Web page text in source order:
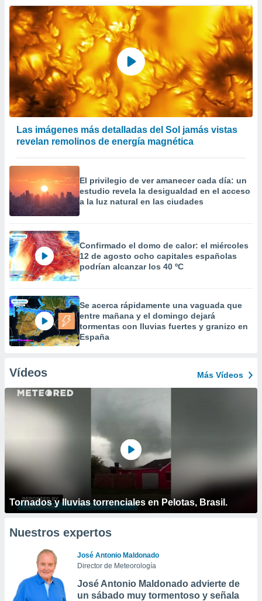
Las imágenes más detalladas del Sol jamás vistas
revelan remolinos de energía magnética
El privilegio de ver amanecer cada día: un
estudio revela la desigualdad en el acceso
a la luz natural en las ciudades
Confirmado el domo de calor: el miércoles
12 de agosto ocho capitales españolas
podrían alcanzar los 40 ºC
Se acerca rápidamente una vaguada que
entre mañana y el domingo dejará
tormentas con lluvias fuertes y granizo en
España
Vídeos Más Vídeos
Tornados y lluvias torrenciales en Pelotas, Brasil.
Nuestros expertos
José Antonio Maldonado
Director de Meteorología
José Antonio Maldonado advierte de
un sábado muy tormentoso y señala